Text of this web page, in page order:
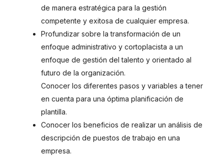
de manera estratégica para la gestión
competente y exitosa de cualquier empresa.
Profundizar sobre la transformación de un
enfoque administrativo y cortoplacista a un
enfoque de gestión del talento y orientado al
futuro de la organización.
Conocer los diferentes pasos y variables a tener
en cuenta para una óptima planificación de
plantilla.
Conocer los beneficios de realizar un análisis de
descripción de puestos de trabajo en una
empresa.